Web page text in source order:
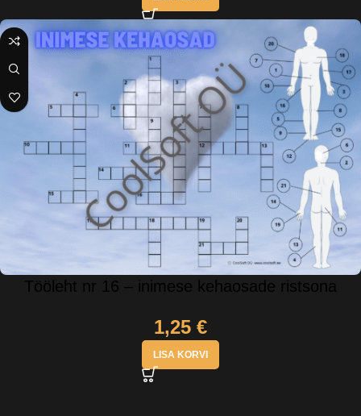
Tööleht nr 16 – inimese kehaosade ristsona
1,25 €
LISA KORVI